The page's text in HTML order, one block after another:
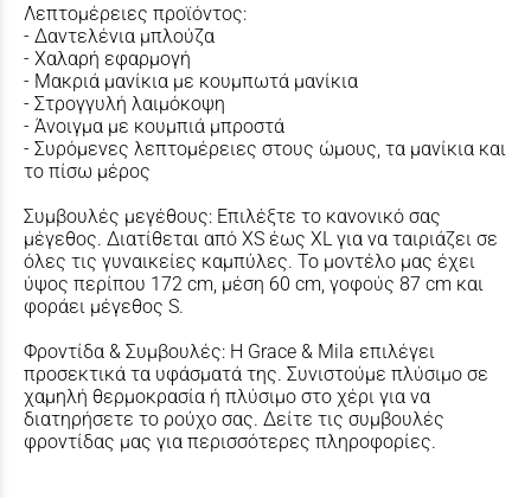
Λεπτομέρειες προϊόντος:
- Δαντελένια μπλούζα
- Χαλαρή εφαρμογή
- Μακριά μανίκια με κουμπωτά μανίκια
- Στρογγυλή λαιμόκοψη
- Άνοιγμα με κουμπιά μπροστά
- Συρόμενες λεπτομέρειες στους ώμους, τα μανίκια και
το πίσω μέρος
Συμβουλές μεγέθους: Επιλέξτε το κανονικό σας
μέγεθος. Διατίθεται από XS έως XL για να ταιριάζει σε
όλες τις γυναικείες καμπύλες. Το μοντέλο μας έχει
ύψος περίπου 172 cm, μέση 60 cm, γοφούς 87 cm και
φοράει μέγεθος S.
Φροντίδα & Συμβουλές: Η Grace & Mila επιλέγει
προσεκτικά τα υφάσματά της. Συνιστούμε πλύσιμο σε
χαμηλή θερμοκρασία ή πλύσιμο στο χέρι για να
διατηρήσετε το ρούχο σας. Δείτε τις συμβουλές
φροντίδας μας για περισσότερες πληροφορίες.